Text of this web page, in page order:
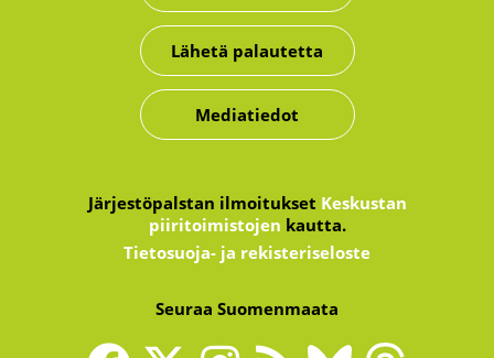
Lähetä palautetta
Mediatiedot
Järjestöpalstan ilmoitukset Keskustan
piiritoimistojen kautta.
Tietosuoja- ja rekisteriseloste
Seuraa Suomenmaata